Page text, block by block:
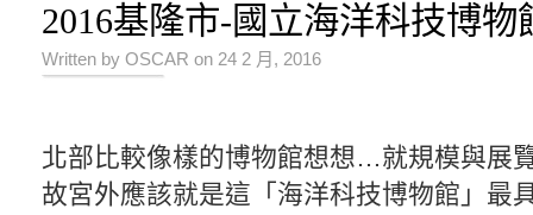
2016基隆市-國立海洋科技博物
Written by OSCAR on 24 2 月, 2016
北部比較像樣的博物館想想…就規模與展
故宮外應該就是這「海洋科技博物館」最